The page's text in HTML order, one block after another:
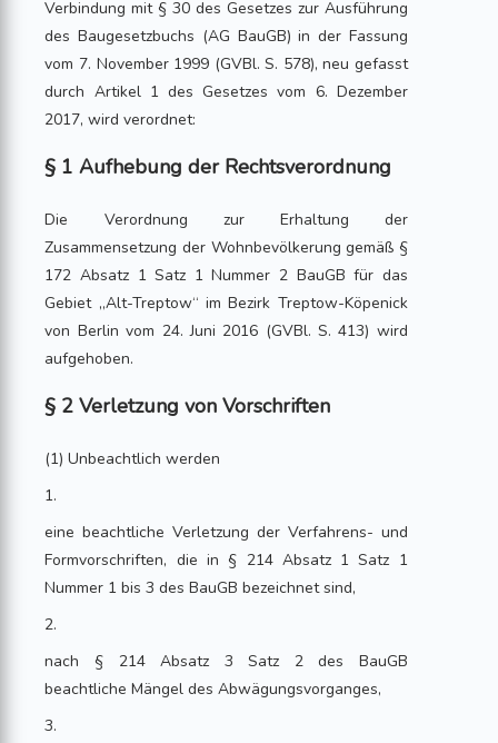
Verbindung mit § 30 des Gesetzes zur Ausführung
des Baugesetzbuchs (AG BauGB) in der Fassung
vom 7. November 1999 (GVBl. S. 578), neu gefasst
durch Artikel 1 des Gesetzes vom 6. Dezember
2017, wird verordnet:
§ 1 Aufhebung der Rechtsverordnung
Die Verordnung zur Erhaltung der
Zusammensetzung der Wohnbevölkerung gemäß §
172 Absatz 1 Satz 1 Nummer 2 BauGB für das
Gebiet „Alt-Treptow“ im Bezirk Treptow-Köpenick
von Berlin vom 24. Juni 2016 (GVBl. S. 413) wird
aufgehoben.
§ 2 Verletzung von Vorschriften
(1) Unbeachtlich werden
1.
eine beachtliche Verletzung der Verfahrens- und
Formvorschriften, die in § 214 Absatz 1 Satz 1
Nummer 1 bis 3 des BauGB bezeichnet sind,
2.
nach § 214 Absatz 3 Satz 2 des BauGB
beachtliche Mängel des Abwägungsvorganges,
3.